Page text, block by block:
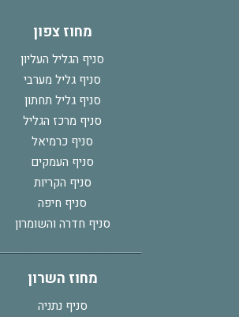
מחוז צפון
סניף הגליל העליון
סניף גליל מערבי
סניף גליל תחתון
סניף מרכז הגליל
סניף כרמיאל
סניף העמקים
סניף הקריות
סניף חיפה
סניף חדרה והשומרון
מחוז השרון
סניף נתניה